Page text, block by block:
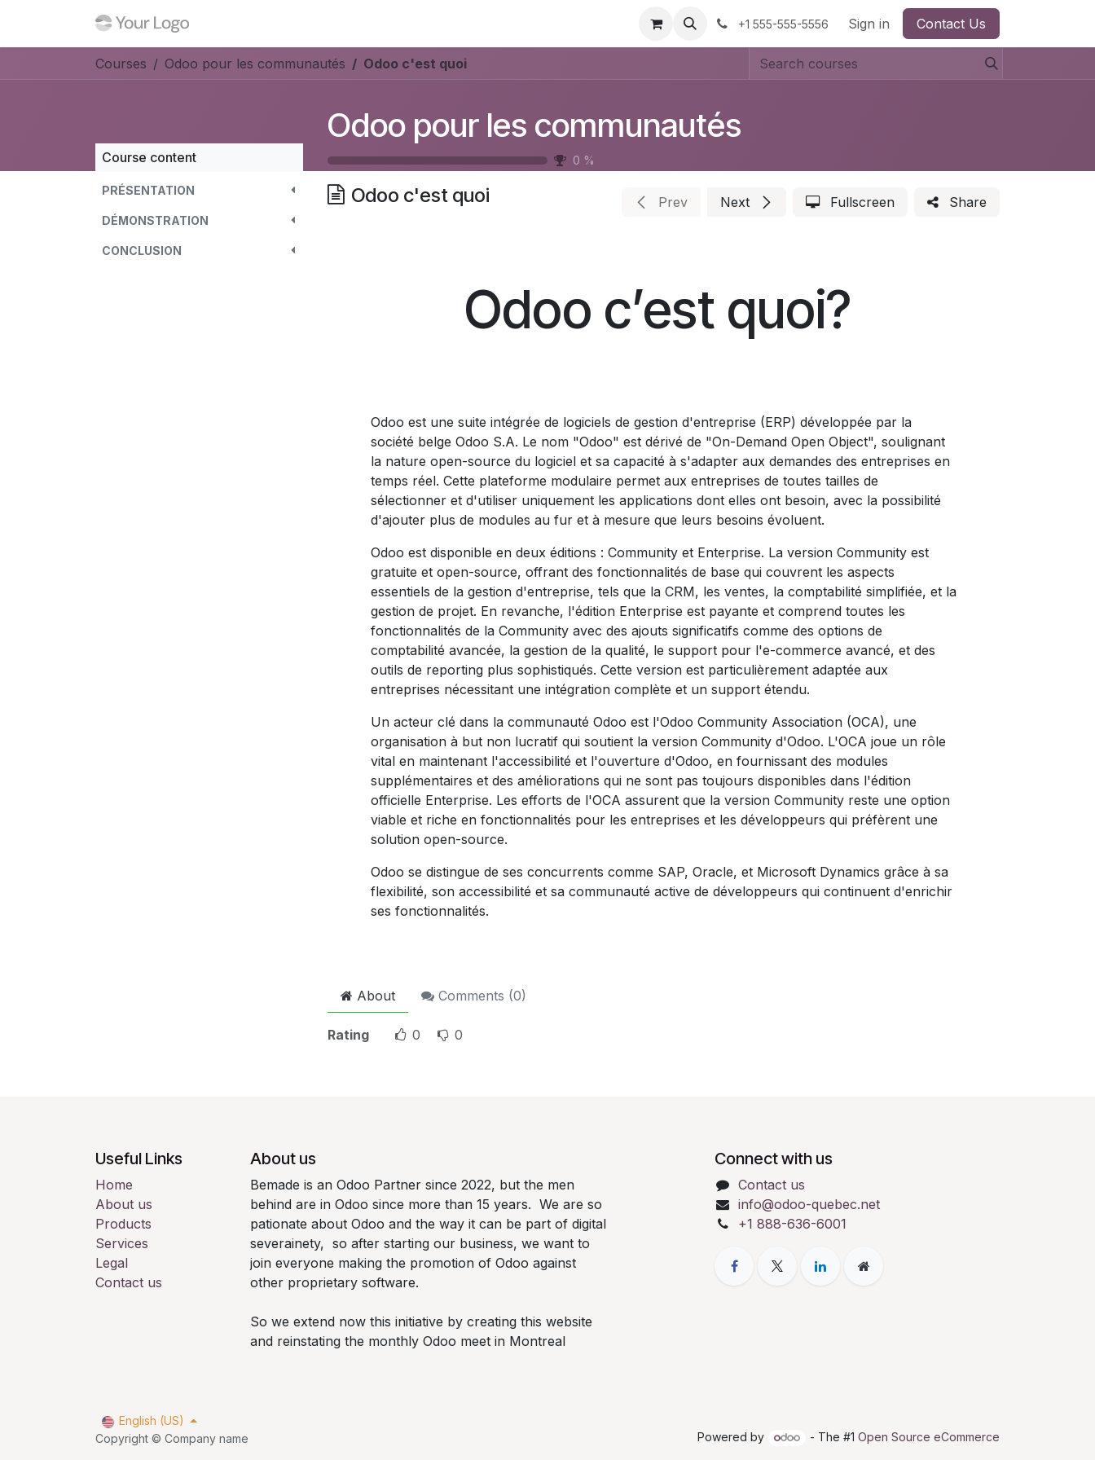
+1 555-555-5556 Sign in Contact Us
Courses Odoo pour les communautés Odoo c'est quoi
Odoo pour les communautés
0 %
Course content
PRÉSENTATION
DÉMONSTRATION
CONCLUSION
Odoo c'est quoi Prev Next Fullscreen Share
Odoo c’est quoi?
Odoo est une suite intégrée de logiciels de gestion d'entreprise (ERP) développée par la
société belge Odoo S.A. Le nom "Odoo" est dérivé de "On-Demand Open Object", soulignant
la nature open-source du logiciel et sa capacité à s'adapter aux demandes des entreprises en
temps réel. Cette plateforme modulaire permet aux entreprises de toutes tailles de
sélectionner et d'utiliser uniquement les applications dont elles ont besoin, avec la possibilité
d'ajouter plus de modules au fur et à mesure que leurs besoins évoluent.
Odoo est disponible en deux éditions : Community et Enterprise. La version Community est
gratuite et open-source, offrant des fonctionnalités de base qui couvrent les aspects
essentiels de la gestion d'entreprise, tels que la CRM, les ventes, la comptabilité simplifiée, et la
gestion de projet. En revanche, l'édition Enterprise est payante et comprend toutes les
fonctionnalités de la Community avec des ajouts significatifs comme des options de
comptabilité avancée, la gestion de la qualité, le support pour l'e-commerce avancé, et des
outils de reporting plus sophistiqués. Cette version est particulièrement adaptée aux
entreprises nécessitant une intégration complète et un support étendu.
Un acteur clé dans la communauté Odoo est l'Odoo Community Association (OCA), une
organisation à but non lucratif qui soutient la version Community d'Odoo. L'OCA joue un rôle
vital en maintenant l'accessibilité et l'ouverture d'Odoo, en fournissant des modules
supplémentaires et des améliorations qui ne sont pas toujours disponibles dans l'édition
officielle Enterprise. Les efforts de l'OCA assurent que la version Community reste une option
viable et riche en fonctionnalités pour les entreprises et les développeurs qui préfèrent une
solution open-source.
Odoo se distingue de ses concurrents comme SAP, Oracle, et Microsoft Dynamics grâce à sa
flexibilité, son accessibilité et sa communauté active de développeurs qui continuent d'enrichir
ses fonctionnalités.
About Comments (0)
Rating 0 0
Useful Links
Home
About us
Products
Services
Legal
Contact us
About us
Bemade is an Odoo Partner since 2022, but the men
behind are in Odoo since more than 15 years. We are so
pationate about Odoo and the way it can be part of digital
severainety, so after starting our business, we want to
join everyone making the promotion of Odoo against
other proprietary software.
So we extend now this initiative by creating this website
and reinstating the monthly Odoo meet in Montreal
Connect with us
Contact us
info@odoo-quebec.net
+1 888-636-6001
Copyright © Company name
English (US)
Powered by
- The #1 Open Source eCommerce